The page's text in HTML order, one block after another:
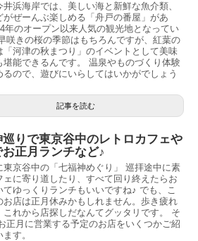
井浜海岸では、美しい海と新鮮な魚介類、
がぜーんぶ楽しめる「舟戸の番屋」があ
年のオープン以来人気の観光地となってい
咲きの桜の季節はもちろんですが、紅葉の
「河津の秋まつり」のイベントとして美味
堪能できるんです。 温泉やものづくり体験
るので、遊びにいらしてはいかがでしょう
記事を読む
りで東京谷中のレトロカフェや
正月ランチなど♪
東京谷中の「七福神めぐり」 巡拝途中に素
ェに寄り道したり、すべて回り終えたらお
てゆっくりランチもいいですね♪ でも、こ
お店は正月休みかもしれません。歩き疲れ
これから店探しだなんてグッタリです。 そ
正月に営業する予定のお店をいくつかご紹
す。